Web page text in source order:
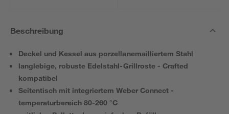
Beschreibung
Deckel und Kessel aus porzellanemailliertem Stahl
langlebige, robuste Edelstahl-Grillroste - Crafted
kompatibel
Seitentisch mit integriertem Weber Connect -
temperaturbereich 80-260 °C